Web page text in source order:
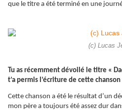
que le titre a été terminé en une
(c) Lucas
Tu as récemment dévoilé le titre «
t’a permis l’écriture de cette
Cette chanson a été le résultat d’un
mon père a toujours été assez dur